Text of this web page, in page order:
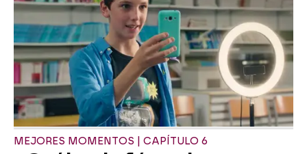
MEJORES MOMENTOS | CAPÍTULO 6